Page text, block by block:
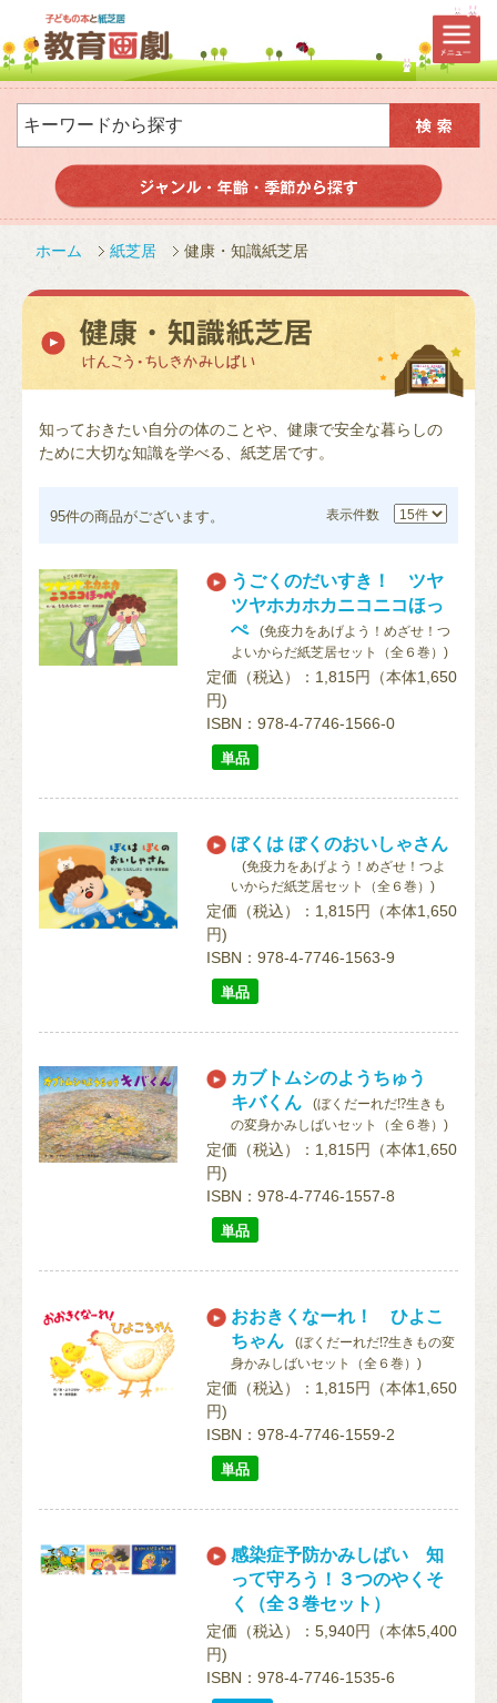
ホーム 紙芝居 健康・知識紙芝居
知っておきたい自分の体のことや、健康で安全な暮らしの
ために大切な知識を学べる、紙芝居です。
95件の商品がございます。 表示件数
うごくのだいすき！ ツヤ
ツヤホカホカニコニコほっ
ぺ
(免疫力をあげよう！めざせ！つ
よいからだ紙芝居セット（全６巻）)
定価（税込）：1,815円（本体1,650
円)
ISBN：978-4-7746-1566-0
単品
ぼくは ぼくのおいしゃさん
(免疫力をあげよう！めざせ！つよ
いからだ紙芝居セット（全６巻）)
定価（税込）：1,815円（本体1,650
円)
ISBN：978-4-7746-1563-9
単品
カブトムシのようちゅう
キバくん
(ぼくだーれだ⁉生きも
の変身かみしばいセット（全６巻）)
定価（税込）：1,815円（本体1,650
円)
ISBN：978-4-7746-1557-8
単品
おおきくなーれ！ ひよこ
ちゃん
(ぼくだーれだ⁉生きもの変
身かみしばいセット（全６巻）)
定価（税込）：1,815円（本体1,650
円)
ISBN：978-4-7746-1559-2
単品
感染症予防かみしばい 知
って守ろう！３つのやくそ
く（全３巻セット）
定価（税込）：5,940円（本体5,400
円)
ISBN：978-4-7746-1535-6